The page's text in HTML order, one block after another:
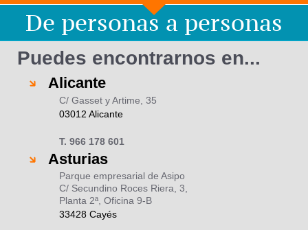
De personas a personas
Puedes encontrarnos en...
Alicante
C/ Gasset y Artime, 35
03012 Alicante
T. 966 178 601
Asturias
Parque empresarial de Asipo
C/ Secundino Roces Riera, 3,
Planta 2ª, Oficina 9-B
33428 Cayés